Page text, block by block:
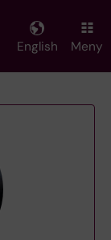
English Meny